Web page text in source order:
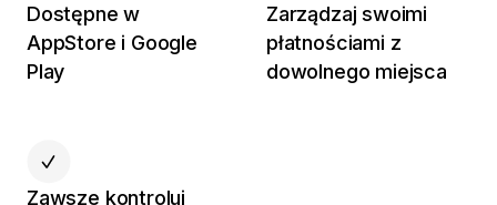
Dostępne w
AppStore i Google
Play
Zarządzaj swoimi
płatnościami z
dowolnego miejsca
Zawsze kontroluj